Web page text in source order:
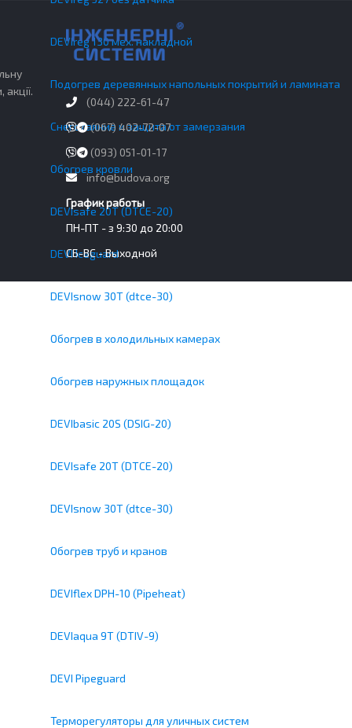
DEVIreg 130 мех. накладной
Подогрев деревянных напольных покрытий и ламината
Снеготаяние и защита от замерзания
Обогрев кровли
DEVIsafe 20T (DTCE-20)
DEVI Iceguard
DEVIsnow 30T (dtce-30)
Обогрев в холодильных камерах
Обогрев наружных площадок
DEVIbasic 20S (DSIG-20)
DEVIsafe 20T (DTCE-20)
DEVIsnow 30T (dtce-30)
Обогрев труб и кранов
DEVIflex DPH-10 (Pipeheat)
DEVIaqua 9T (DTIV-9)
DEVI Pipeguard
Терморегуляторы для уличных систем
(044) 222-61-47
(067) 402-72-07
(093) 051-01-17
info@budova.org
График работы
ПН-ПТ - з 9:30 до 20:00
СБ-ВС - Выходной